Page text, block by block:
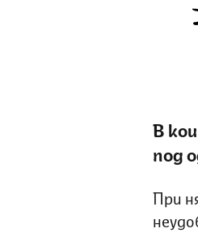
В
под
При